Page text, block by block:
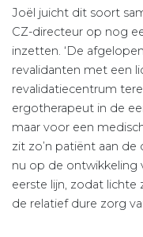
Joël juicht dit soort
CZ-directeur op nog
inzetten. ‘De
revalidanten met een
revalidatiecentrum
ergotherapeut in de
maar voor een
zit zo’n patiënt aan
nu op de ontwikkeling
eerste lijn, zodat
de relatief dure zorg